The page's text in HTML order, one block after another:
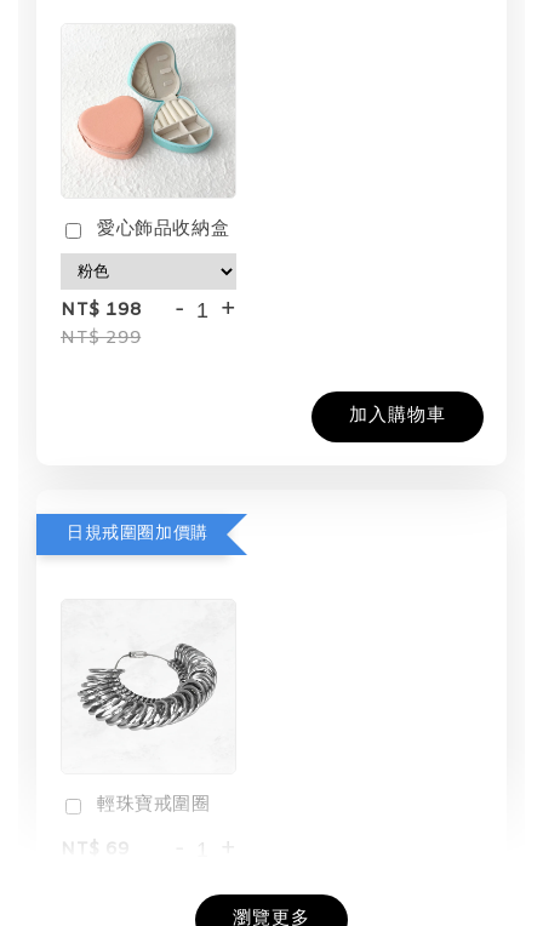
愛心飾品收納盒
NT$ 198
NT$ 299
- +
加入購物車
日規戒圍圈加價購
輕珠寶戒圍圈
NT$ 69
+
瀏覽更多